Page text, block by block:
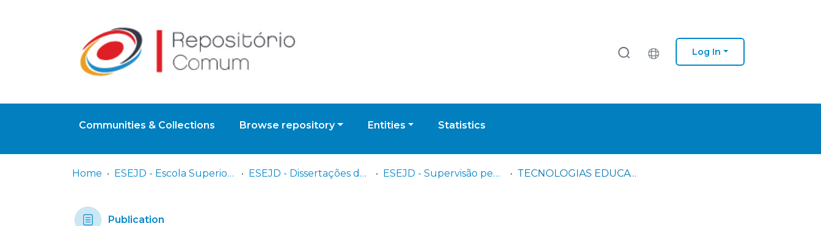
Log In
Communities & Collections Browse repository Entities Statistics
Home ESEJD - Escola Superior de Educação João de Deus ESEJD - Dissertações de Mestrado em Educação ESEJD - Supervisão pedagógica TECNOLOGIAS EDUCATIVAS: O Uso Do Minecraft Como Ferramenta Para Melhorar O Ensino Na Escola Profissionalizante Em Belém - Pará - Brasil
Publication